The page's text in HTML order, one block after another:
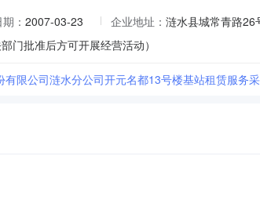
： 2007-03-23 企业地址： 涟水县城常青路26
门批准后方可开展经营活动）
有限公司涟水分公司开元名都13号楼基站租赁服务